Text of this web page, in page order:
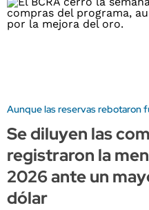
Aunque las reservas rebotaron
Se diluyen las
registraron la
2026 ante un
dólar